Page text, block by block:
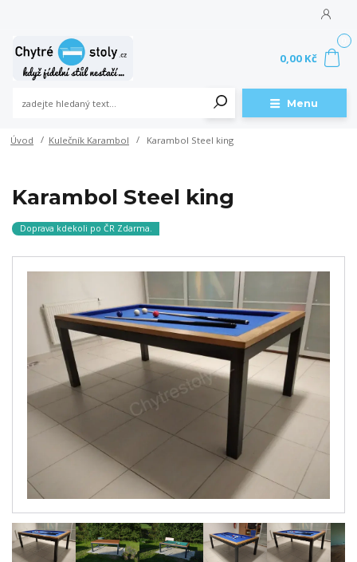
Menu
0,00 Kč
Úvod Kulečník Karambol Karambol Steel king
Karambol Steel king
Doprava kdekoli po ČR Zdarma.